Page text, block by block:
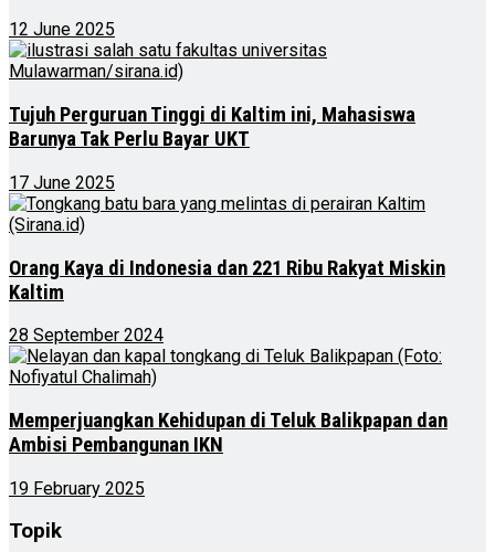
12 June 2025
Tujuh Perguruan Tinggi di Kaltim ini, Mahasiswa
Barunya Tak Perlu Bayar UKT
17 June 2025
Orang Kaya di Indonesia dan 221 Ribu Rakyat Miskin
Kaltim
28 September 2024
Memperjuangkan Kehidupan di Teluk Balikpapan dan
Ambisi Pembangunan IKN
19 February 2025
Topik